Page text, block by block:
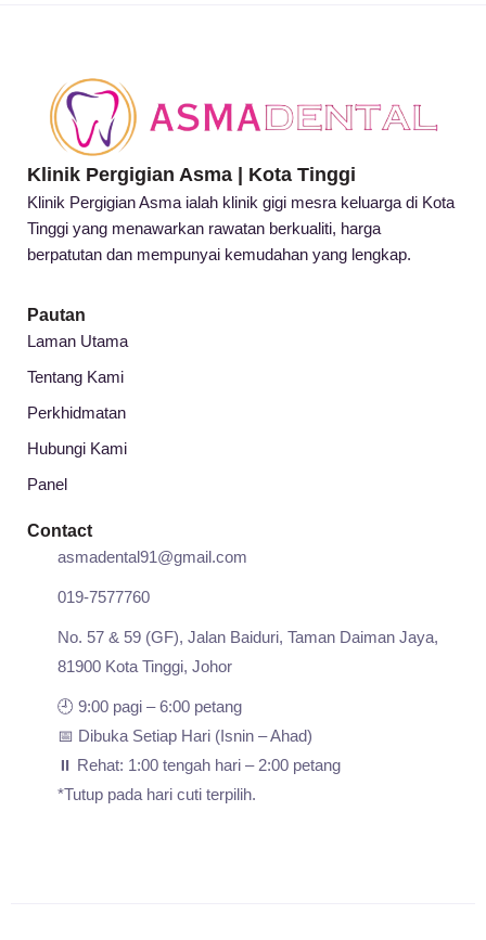
Klinik Pergigian Asma | Kota Tinggi
Klinik Pergigian Asma ialah klinik gigi mesra keluarga di Kota
Tinggi yang menawarkan rawatan berkualiti, harga
berpatutan dan mempunyai kemudahan yang lengkap.
Pautan
Laman Utama
Tentang Kami
Perkhidmatan
Hubungi Kami
Panel
Contact
asmadental91@gmail.com
019-7577760
No. 57 & 59 (GF), Jalan Baiduri, Taman Daiman Jaya,
81900 Kota Tinggi, Johor
🕘 9:00 pagi – 6:00 petang
📅 Dibuka Setiap Hari (Isnin – Ahad)
⏸️ Rehat: 1:00 tengah hari – 2:00 petang
*Tutup pada hari cuti terpilih.